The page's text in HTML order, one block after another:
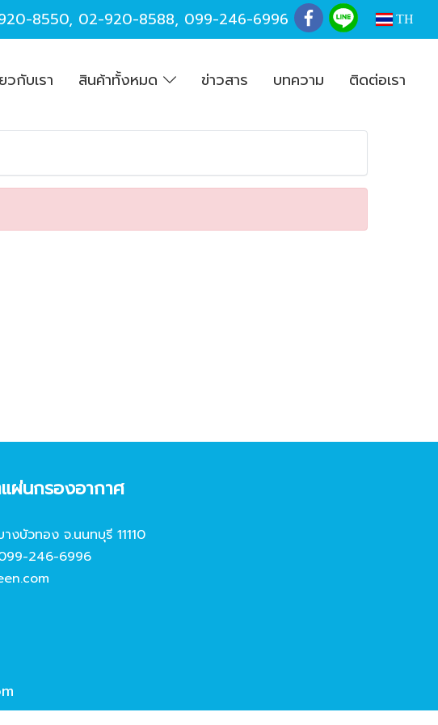
8550, 02-920-8588, 099-246-6996 TH
วกับเรา สินค้าทั้งหมด ข่าวสาร บทความ ติดต่อเรา
ผ่นกรองอากาศ
บัวทอง จ.นนทบุรี 11110
246-6996